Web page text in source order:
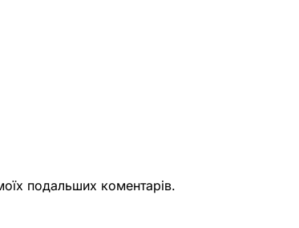
подальших коментарів.